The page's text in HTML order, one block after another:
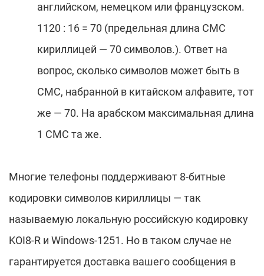
английском, немецком или французском.
1120 : 16 = 70 (предельная длина СМС
кириллицей — 70 символов.). Ответ на
вопрос, сколько символов может быть в
СМС, набранной в китайском алфавите, тот
же — 70. На арабском максимальная длина
1 СМС та же.
Многие телефоны поддерживают 8-битные
кодировки символов кириллицы — так
называемую локальную российскую кодировку
KOI8-R и Windows-1251. Но в таком случае не
гарантируется доставка вашего сообщения в